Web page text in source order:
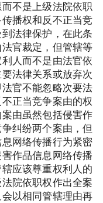
不是上级法院依职
播权和反不正当竞
法律保护，在此条
官裁定，但管辖等
人而不是由法官依
法律关系或放弃次
官不能忽略次要法
正当竞争案由的权
由虽然包括侵害作
纠纷两个案由，但
网络传播行为紧密
作品信息网络传播
应该尊重权利人的
院依职权作出全案
以相同管辖理由再